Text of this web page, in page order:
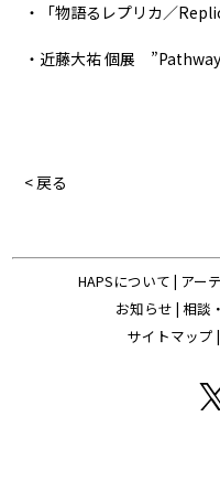
・「物語るレプリカ／
・近藤大祐 個展
< 戻る
HAPSについて | アー
お知らせ | 相談
サイトマップ |